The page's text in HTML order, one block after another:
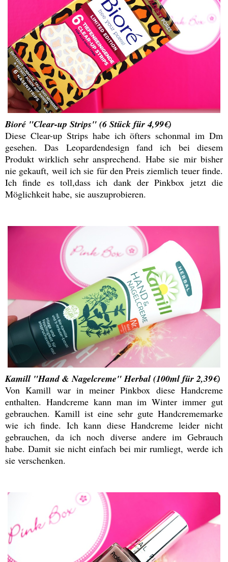
Bioré "Clear-up Strips" (6 Stück für 4,99€)
Diese Clear-up Strips habe ich öfters schonmal im Dm
gesehen. Das Leopardendesign fand ich bei diesem
Produkt wirklich sehr ansprechend. Habe sie mir bisher
nie gekauft, weil ich sie für den Preis ziemlich teuer finde.
Ich finde es toll,dass ich dank der Pinkbox jetzt die
Möglichkeit habe, sie auszuprobieren.
Kamill "Hand & Nagelcreme" Herbal (100ml für 2,39€)
Von Kamill war in meiner Pinkbox diese Handcreme
enthalten. Handcreme kann man im Winter immer gut
gebrauchen. Kamill ist eine sehr gute Handcrememarke
wie ich finde. Ich kann diese Handcreme leider nicht
gebrauchen, da ich noch diverse andere im Gebrauch
habe. Damit sie nicht einfach bei mir rumliegt, werde ich
sie verschenken.